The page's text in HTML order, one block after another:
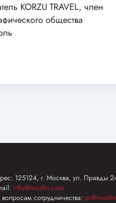
KORZU TRAVEL, член
общества
125124, г. Москва, ул. Правды
info@mosfm.com
сотрудничества: